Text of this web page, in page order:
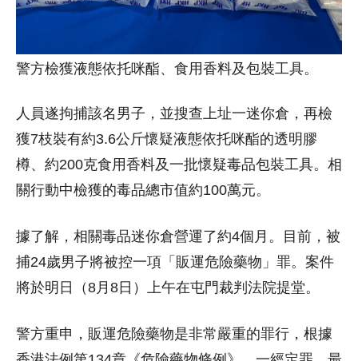
警方檢獲液態依托咪酯、食用香料及包裝工具。
人員遂拘捕該名男子，並搜查上址一迷你倉，再檢
獲7枝裝有約3.6公斤懷疑液態依托咪酯的透明膠
樽、約200克食用香料及一批懷疑毒品包裝工具。相
關行動中檢獲的毒品總市值約100萬元。
據了解，相關毒品迷你倉營運了約4個月。目前，被
捕24歲男子將被控一項「販運危險藥物」罪。案件
將於明日（8月8日）上午在屯門裁判法院提堂。
警方重申，販運危險藥物是非常嚴重的罪行，根據